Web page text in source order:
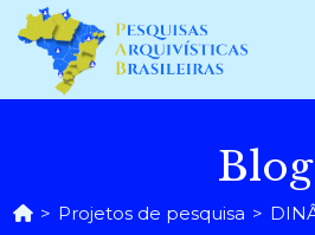
para
conteúdo
Blog
> Projetos de pesquisa >